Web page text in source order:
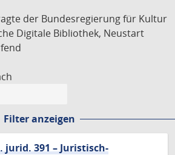
der Bundesregierung für Kultur
Digitale Bibliothek, Neustart
Filter anzeigen
jurid. 391 – Juristisch-